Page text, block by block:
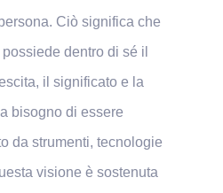
Ciò significa che
dentro di sé il
il significato e la
bisogno di essere
da strumenti, tecnologie
visione è sostenuta